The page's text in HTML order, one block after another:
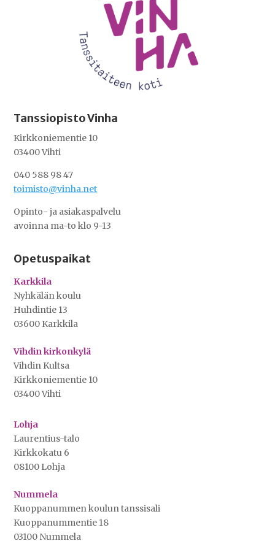
Tanssiopisto Vinha
Kirkkoniementie 10
03400 Vihti
040 588 98 47
toimisto@vinha.net
Opinto- ja asiakaspalvelu
avoinna ma-to klo 9-13
Opetuspaikat
Karkkila
Nyhkälän koulu
Huhdintie 13
03600 Karkkila
Vihdin kirkonkylä
Vihdin Kultsa
Kirkkoniementie 10
03400 Vihti
Lohja
Laurentius-talo
Kirkkokatu 6
08100 Lohja
Nummela
Kuoppanummen koulun tanssisali
Kuoppanummentie 18
03100 Nummela